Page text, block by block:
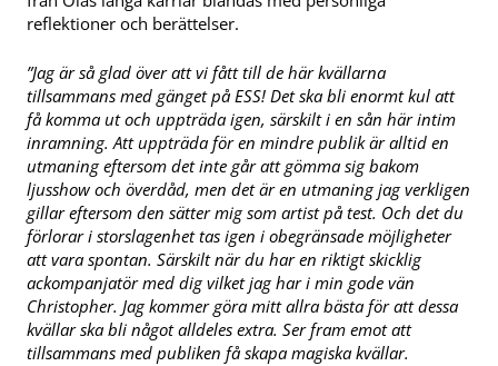
reflektioner och berättelser.
”Jag är så glad över att vi fått till de här kvällarna
tillsammans med gänget på ESS! Det ska bli enormt kul att
få komma ut och uppträda igen, särskilt i en sån här intim
inramning. Att uppträda för en mindre publik är alltid en
utmaning eftersom det inte går att gömma sig bakom
ljusshow och överdåd, men det är en utmaning jag verkligen
gillar eftersom den sätter mig som artist på test. Och det du
förlorar i storslagenhet tas igen i obegränsade möjligheter
att vara spontan. Särskilt när du har en riktigt skicklig
ackompanjatör med dig vilket jag har i min gode vän
Christopher. Jag kommer göra mitt allra bästa för att dessa
kvällar ska bli något alldeles extra. Ser fram emot att
tillsammans med publiken få skapa magiska kvällar.